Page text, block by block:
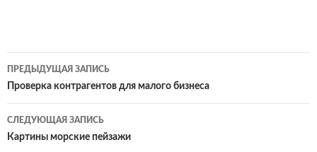
Навигация
по
записям
ПРЕДЫДУЩАЯ ЗАПИСЬ
Проверка контрагентов для малого бизнеса
СЛЕДУЮЩАЯ ЗАПИСЬ
Картины морские пейзажи